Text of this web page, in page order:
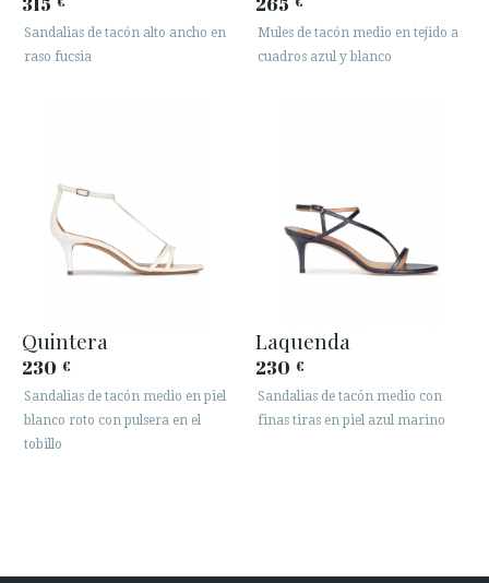
Sandalias de tacón alto ancho en
raso fucsia
Mules de tacón medio en tejido a
cuadros azul y blanco
Quintera
230 €
Sandalias de tacón medio en piel
blanco roto con pulsera en el
tobillo
Laquenda
230 €
Sandalias de tacón medio con
finas tiras en piel azul marino